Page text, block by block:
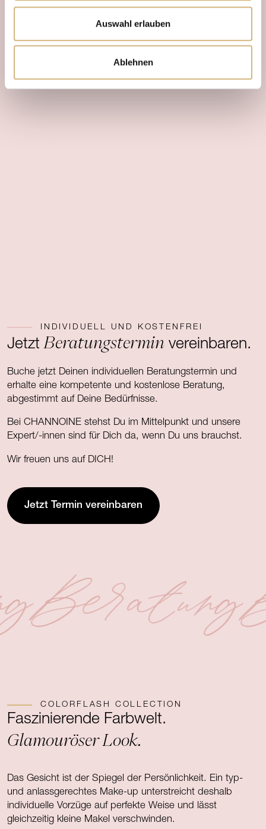
Auswahl erlauben
Ablehnen
INDIVIDUELL UND KOSTENFREI
JetztBeratungstermin vereinbaren.
Buche jetzt Deinen individuellen Beratungstermin und
erhalte eine kompetente und kostenlose Beratung,
abgestimmt auf Deine Bedürfnisse.
Bei CHANNOINE stehst Du im Mittelpunkt und unsere
Expert/-innen sind für Dich da, wenn Du uns brauchst.
Wir freuen uns auf DICH!
Jetzt Termin vereinbaren
Beratung
COLORFLASH COLLECTION
Faszinierende Farbwelt.
Glamouröser Look.
Das Gesicht ist der Spiegel der Persönlichkeit. Ein typ-
und anlassgerechtes Make-up unterstreicht deshalb
individuelle Vorzüge auf perfekte Weise und lässt
gleichzeitig kleine Makel verschwinden.